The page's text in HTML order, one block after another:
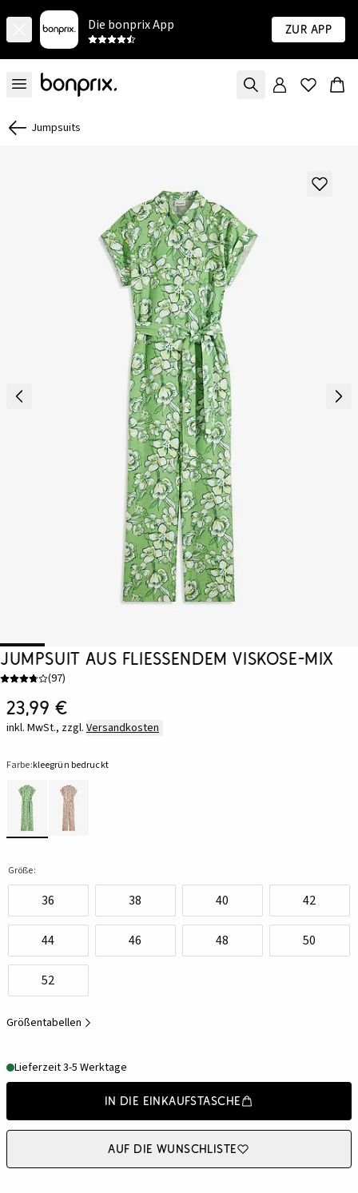
Die bonprix App Zur App
Jumpsuits
Jumpsuit aus fließendem Viskose-Mix
(97)
23,99 €
inkl. MwSt., zzgl. Versandkosten
Farbe:kleegrün bedruckt
Größe:
36 38 40 42
44 46 48 50
52
Größentabellen
Lieferzeit 3-5 Werktage
In die Einkaufstasche
Auf die Wunschliste